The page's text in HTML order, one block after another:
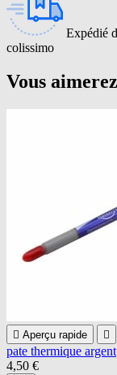
Expédié
colissimo
Vous
 Aperçu rapide 
pate thermique argent
4,50 €